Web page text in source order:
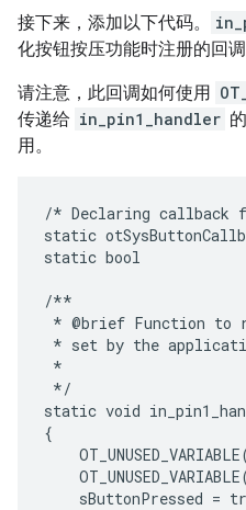
接下来，添加以下代码。
化按钮按压功能时注册的回
请注意，此回调如何使用
传递给 in_pin1_handler
用。
/* Declaring
static
static bool
/**
* @brief Function to
* set by the
*
*/
static void
{
sButtonPressed =